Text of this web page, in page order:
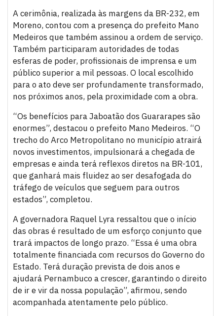
A cerimônia, realizada às margens da BR-232, em
Moreno, contou com a presença do prefeito Mano
Medeiros que também assinou a ordem de serviço.
Também participaram autoridades de todas
esferas de poder, profissionais de imprensa e um
público superior a mil pessoas. O local escolhido
para o ato deve ser profundamente transformado,
nos próximos anos, pela proximidade com a obra.
“Os benefícios para Jaboatão dos Guararapes são
enormes”, destacou o prefeito Mano Medeiros. “O
trecho do Arco Metropolitano no município atrairá
novos investimentos, impulsionará a chegada de
empresas e ainda terá reflexos diretos na BR-101,
que ganhará mais fluidez ao ser desafogada do
tráfego de veículos que seguem para outros
estados”, completou.
A governadora Raquel Lyra ressaltou que o início
das obras é resultado de um esforço conjunto que
trará impactos de longo prazo. “Essa é uma obra
totalmente financiada com recursos do Governo do
Estado. Terá duração prevista de dois anos e
ajudará Pernambuco a crescer, garantindo o direito
de ir e vir da nossa população”, afirmou, sendo
acompanhada atentamente pelo público.